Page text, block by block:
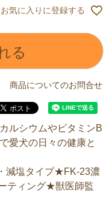
お気に入りに登録する
る
商品についてのお問合せ
ルシウムやビタミンB
愛犬の日々の健康と
減塩タイプ★FK-23濃
ティング★獣医師監